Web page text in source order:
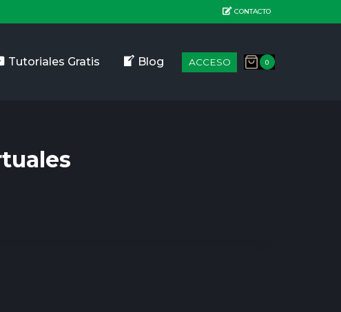
CONTACTO
Tutoriales Gratis Blog ACCESO 0